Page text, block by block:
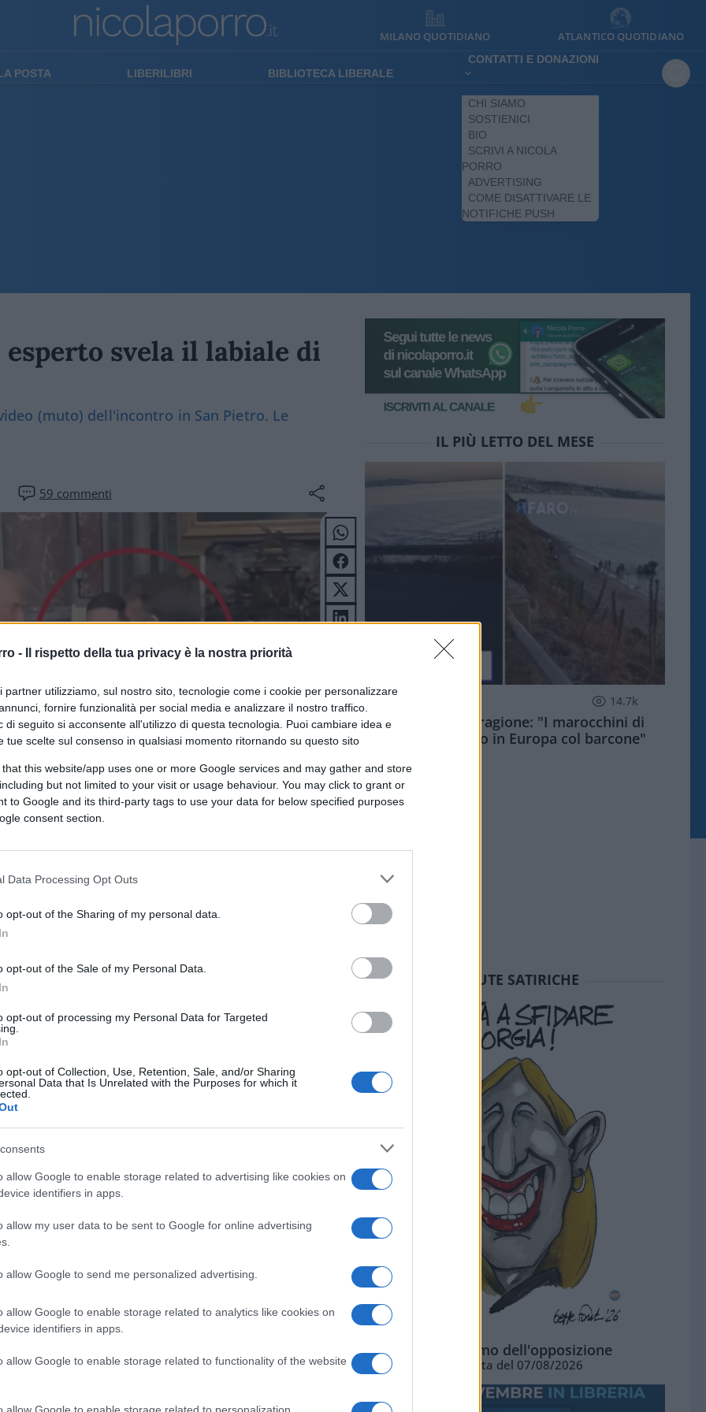
- Il rispetto della tua privacy è la nostra priorità
partner utilizziamo, sul nostro sito, tecnologie come i cookie per personalizzare
fornire funzionalità per social media e analizzare il nostro traffico.
di seguito si acconsente all'utilizzo di questa tecnologia. Puoi cambiare idea e
tue scelte sul consenso in qualsiasi momento ritornando su questo sito
that this website/app uses one or more Google services and may gather and store
but not limited to your visit or usage behaviour. You may click to grant or
to Google and its third-party tags to use your data for below specified purposes
consent section.
Data Processing Opt Outs
opt-out of the Sharing of my personal data.
opt-out of the Sale of my Personal Data.
opt-out of processing my Personal Data for Targeted
opt-out of Collection, Use, Retention, Sale, and/or Sharing
Data that Is Unrelated with the Purposes for which it
allow Google to enable storage related to advertising like cookies on
identifiers in apps.
allow my user data to be sent to Google for online advertising
allow Google to send me personalized advertising.
allow Google to enable storage related to analytics like cookies on
identifiers in apps.
allow Google to enable storage related to functionality of the website
MILANO QUOTIDIANO ATLANTICO QUOTIDIANO
POSTA LIBERILIBRI BIBLIOTECA LIBERALE
CONTATTI E DONAZIONI
CHI SIAMO
SOSTIENICI
BIO
SCRIVI A NICOLA
PORRO
ADVERTISING
COME DISATTIVARE LE
NOTIFICHE PUSH
svela il labiale di
(muto) dell'incontro in San Pietro. Le
59 commenti
CLICCA QUI
teatro di incontri e scontri che segnano
nel corso dei funerali di
sembra che abbia escluso
bilaterale nella Basilica di San Pietro.
facendo discutere perché in un primo
per l’incontro,poi una è stata tolta
il presidente Francese è stato lo
Heckling , ha analizzato le immagini
Scavino, collaboratore di Trump,
“You don’t belong here, I need you to do
ho bisogno che tu mi faccia un favore,
durante l’episodio, sembra annuire al
IL PIÙ LETTO DEL MESE
14.7k
Meloni aveva ragione: "I marocchini di
Ceuta sbarcano in Europa col barcone"
SEDUTE SATIRICHE
L'ottimismo dell'opposizione
Vignetta del 07/08/2026